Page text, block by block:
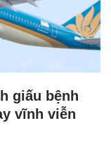
giấu bệnh
vĩnh viễn